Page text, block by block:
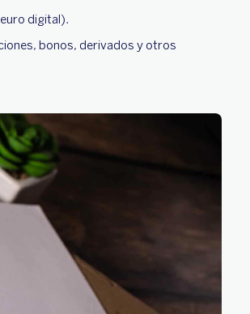
digital).
bonos, derivados y otros